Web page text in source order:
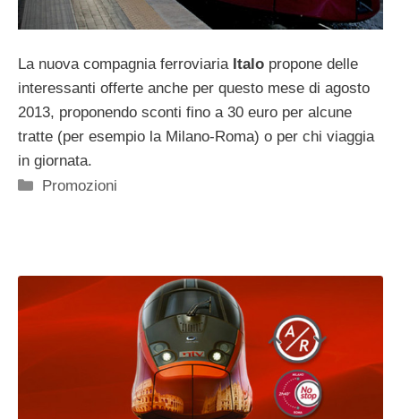
La nuova compagnia ferroviaria Italo propone delle
interessanti offerte anche per questo mese di agosto
2013, proponendo sconti fino a 30 euro per alcune
tratte (per esempio la Milano-Roma) o per chi viaggia
in giornata.
Categorie
Promozioni